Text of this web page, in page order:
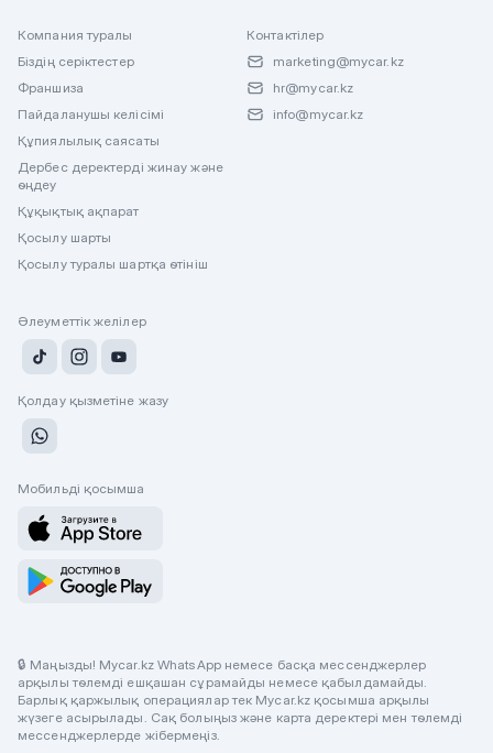
Компания туралы
Біздің серіктестер
Франшиза
Пайдаланушы келісімі
Құпиялылық саясаты
Дербес деректерді жинау және
өңдеу
Құқықтық ақпарат
Қосылу шарты
Қосылу туралы шартқа өтініш
Контактілер
marketing@mycar.kz
hr@mycar.kz
info@mycar.kz
Әлеуметтік желілер
Қолдау қызметіне жазу
Мобильді қосымша
🔒 Маңызды! Mycar.kz WhatsApp немесе басқа мессенджерлер
арқылы төлемді ешқашан сұрамайды немесе қабылдамайды.
Барлық қаржылық операциялар тек Mycar.kz қосымша арқылы
жүзеге асырылады. Сақ болыңыз және карта деректері мен төлемді
мессенджерлерде жібермеңіз.